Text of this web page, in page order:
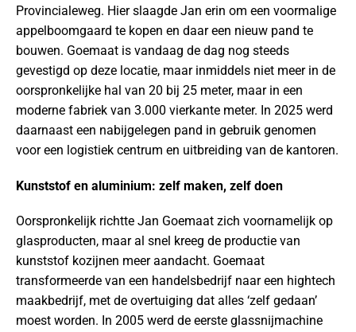
Provincialeweg. Hier slaagde Jan erin om een voormalige
appelboomgaard te kopen en daar een nieuw pand te
bouwen. Goemaat is vandaag de dag nog steeds
gevestigd op deze locatie, maar inmiddels niet meer in de
oorspronkelijke hal van 20 bij 25 meter, maar in een
moderne fabriek van 3.000 vierkante meter. In 2025 werd
daarnaast een nabijgelegen pand in gebruik genomen
voor een logistiek centrum en uitbreiding van de kantoren.
Kunststof en aluminium: zelf maken, zelf doen
Oorspronkelijk richtte Jan Goemaat zich voornamelijk op
glasproducten, maar al snel kreeg de productie van
kunststof kozijnen meer aandacht. Goemaat
transformeerde van een handelsbedrijf naar een hightech
maakbedrijf, met de overtuiging dat alles ‘zelf gedaan’
moest worden. In 2005 werd de eerste glassnijmachine